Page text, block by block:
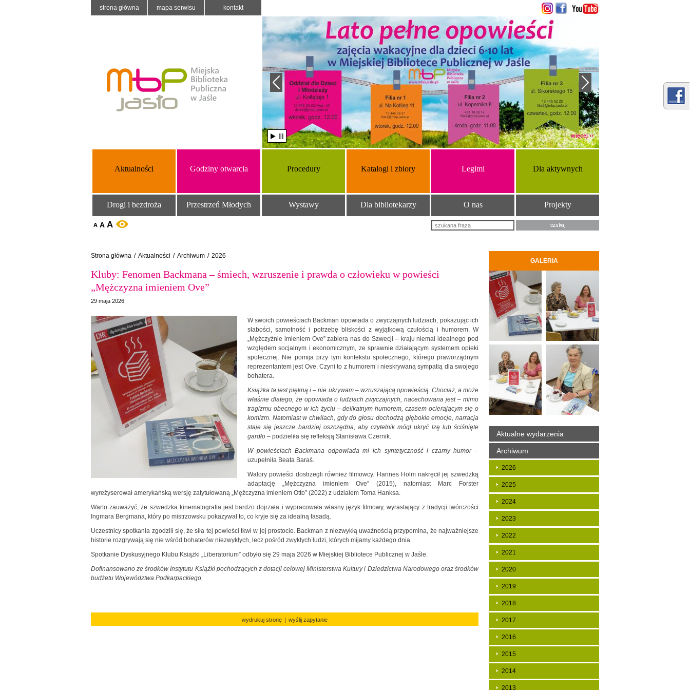
strona główna mapa serwisu kontakt
więcej ››
Aktualności Godziny otwarcia Procedury Katalogi i zbiory Legimi Dla aktywnych
Drogi i bezdroża Przestrzeń Młodych Wystawy Dla bibliotekarzy O nas Projekty
A A A WERSJA KONTRASTOWA
Strona główna / Aktualności / Archiwum / 2026
Kluby: Fenomen Backmana – śmiech, wzruszenie i prawda o człowieku w powieści
„Mężczyzna imieniem Ove”
29 maja 2026
W swoich powieściach Backman opowiada o zwyczajnych ludziach, pokazując ich
słabości, samotność i potrzebę bliskości z wyjątkową czułością i humorem. W
„Mężczyźnie imieniem Ove” zabiera nas do Szwecji – kraju niemal idealnego pod
względem socjalnym i ekonomicznym, ze sprawnie działającym systemem opieki
społecznej. Nie pomija przy tym kontekstu społecznego, którego praworządnym
reprezentantem jest Ove. Czyni to z humorem i nieskrywaną sympatią dla swojego
bohatera.
Książka ta jest piękną i – nie ukrywam – wzruszającą opowieścią. Chociaż, a może
właśnie dlatego, że opowiada o ludziach zwyczajnych, nacechowana jest – mimo
tragizmu obecnego w ich życiu – delikatnym humorem, czasem ocierającym się o
komizm. Natomiast w chwilach, gdy do głosu dochodzą głębokie emocje, narracja
staje się jeszcze bardziej oszczędna, aby czytelnik mógł ukryć łzę lub ściśnięte
gardło – podzieliła się refleksją Stanisława Czernik.
W powieściach Backmana odpowiada mi ich syntetyczność i czarny humor–
uzupełniła Beata Baraś.
Walory powieści dostrzegli również filmowcy. Hannes Holm nakręcił jej szwedzką
adaptację „Mężczyzna imieniem Ove” (2015), natomiast Marc Forster
wyreżyserował amerykańską wersję zatytułowaną „Mężczyzna imieniem Otto” (2022) z udziałem Toma Hanksa.
Warto zauważyć, że szwedzka kinematografia jest bardzo dojrzała i wypracowała własny język filmowy, wyrastający z tradycji twórczości
Ingmara Bergmana, który po mistrzowsku pokazywał to, co kryje się za idealną fasadą.
Uczestnicy spotkania zgodzili się, że siła tej powieści tkwi w jej prostocie. Backman z niezwykłą uważnością przypomina, że najważniejsze
historie rozgrywają się nie wśród bohaterów niezwykłych, lecz pośród zwykłych ludzi, których mijamy każdego dnia.
Spotkanie Dyskusyjnego Klubu Książki „Liberatorium” odbyło się 29 maja 2026 w Miejskiej Bibliotece Publicznej w Jaśle.
Dofinansowano ze środków Instytutu Książki pochodzących z dotacji celowej Ministerstwa Kultury i Dziedzictwa Narodowego oraz środków
budżetu Województwa Podkarpackiego.
wydrukuj stronę | wyślij zapytanie
GALERIA
Aktualne wydarzenia
Archiwum
2026
2025
2024
2023
2022
2021
2020
2019
2018
2017
2016
2015
2014
2013